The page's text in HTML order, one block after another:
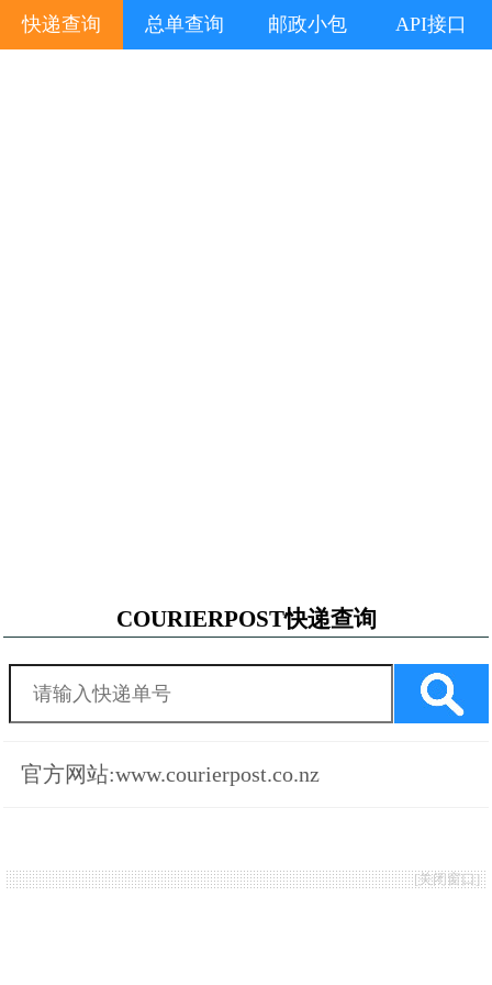
快递查询 总单查询 邮政小包 API接口
COURIERPOST快递查询
官方网站:www.courierpost.co.nz
[关闭窗口]